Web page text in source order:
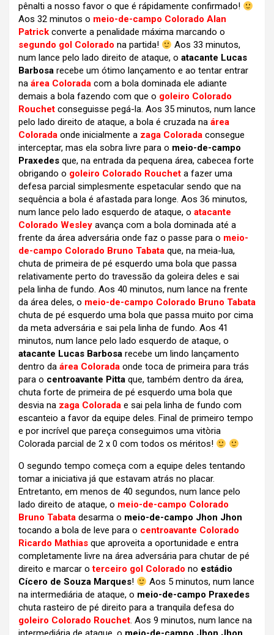
pênalti a nosso favor o que é rápidamente confirmado!
Aos 32 minutos o meio-de-campo Colorado Alan
Patrick converte a penalidade máxima marcando o
segundo gol Colorado na partida!
Aos 33 minutos,
num lance pelo lado direito de ataque, o atacante Lucas
Barbosa recebe um ótimo lançamento e ao tentar entrar
na área Colorada com a bola dominada ele adiante
demais a bola fazendo com que o goleiro Colorado
Rouchet conseguisse pegá-la. Aos 35 minutos, num lance
pelo lado direito de ataque, a bola é cruzada na área
Colorada onde inicialmente a zaga Colorada consegue
interceptar, mas ela sobra livre para o meio-de-campo
Praxedes que, na entrada da pequena área, cabecea forte
obrigando o goleiro Colorado Rouchet a fazer uma
defesa parcial simplesmente espetacular sendo que na
sequência a bola é afastada para longe. Aos 36 minutos,
num lance pelo lado esquerdo de ataque, o atacante
Colorado Wesley avança com a bola dominada até a
frente da área adversária onde faz o passe para o meio-
de-campo Colorado Bruno Tabata que, na meia-lua,
chuta de primeira de pé esquerdo uma bola que passa
relativamente perto do travessão da goleira deles e sai
pela linha de fundo. Aos 40 minutos, num lance na frente
da área deles, o meio-de-campo Colorado Bruno Tabata
chuta de pé esquerdo uma bola que passa muito por cima
da meta adversária e sai pela linha de fundo. Aos 41
minutos, num lance pelo lado esquerdo de ataque, o
atacante Lucas Barbosa recebe um lindo lançamento
dentro da área Colorada onde toca de primeira para trás
para o centroavante Pitta que, também dentro da área,
chuta forte de primeira de pé esquerdo uma bola que
desvia na zaga Colorada e sai pela linha de fundo com
escanteio a favor da equipe deles. Final de primeiro tempo
e por incrível que pareça conseguimos uma vitòria
Colorada parcial de 2 x 0 com todos os méritos!
O segundo tempo começa com a equipe deles tentando
tomar a iniciativa já que estavam atrás no placar.
Entretanto, em menos de 40 segundos, num lance pelo
lado direito de ataque, o meio-de-campo Colorado
Bruno Tabata desarma o meio-de-campo Jhon Jhon
tocando a bola de leve para o centroavante Colorado
Ricardo Mathias que aproveita a oportunidade e entra
completamente livre na área adversária para chutar de pé
direito e marcar oterceiro gol Colorado no estádio
Cícero de Souza Marques!
Aos 5 minutos, num lance
na intermediária de ataque, o meio-de-campo Praxedes
chuta rasteiro de pé direito para a tranquila defesa do
goleiro Colorado Rouchet. Aos 9 minutos, num lance na